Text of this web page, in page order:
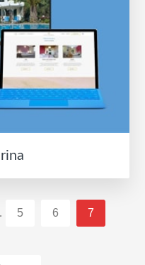
Σελίδα
5 Σελίδα
6 Σελίδα
7